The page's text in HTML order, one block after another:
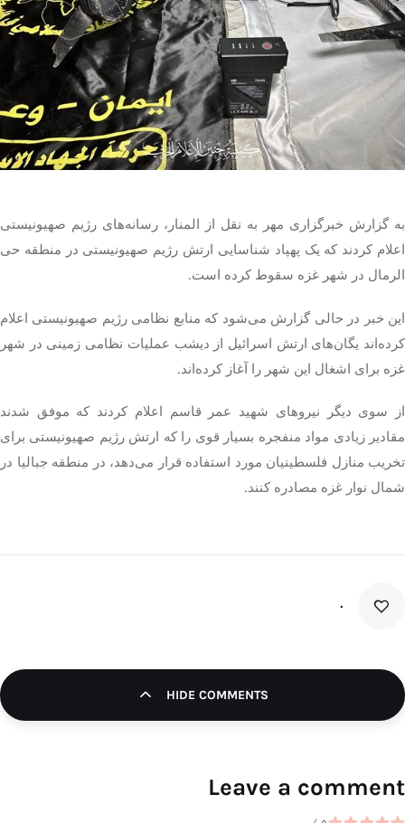
تک کده
پایگاه خبری آبان
خرید موتور ایمپلنت
به گزارش خبرگزاری مهر به نقل از المنار ، رسانه‌های رژیم صهیونیستی
اعلام کردند که یک پهپاد شناسایی ارتش رژیم صهیونیستی در منطقه حی
الرمال در شهر غزه سقوط کرده است.
این خبر در حالی گزارش می‌شود که منابع نظامی رژیم صهیونیستی اعلام
کرده‌اند یگان‌های ارتش اسرائیل از دیشب عملیات نظامی زمینی در شهر
غزه برای اشغال این شهر را آغاز کرده‌اند.
از سوی دیگر نیروهای شهید عمر قاسم اعلام کردند که موفق شدند
مقادیر زیادی مواد منفجره بسیار قوی را که ارتش رژیم صهیونیستی برای
تخریب منازل فلسطینیان مورد استفاده قرار می‌دهد، در منطقه جبالیا در
شمال نوار غزه مصادره کنند.
۰
HIDE COMMENTS
Leave a comment